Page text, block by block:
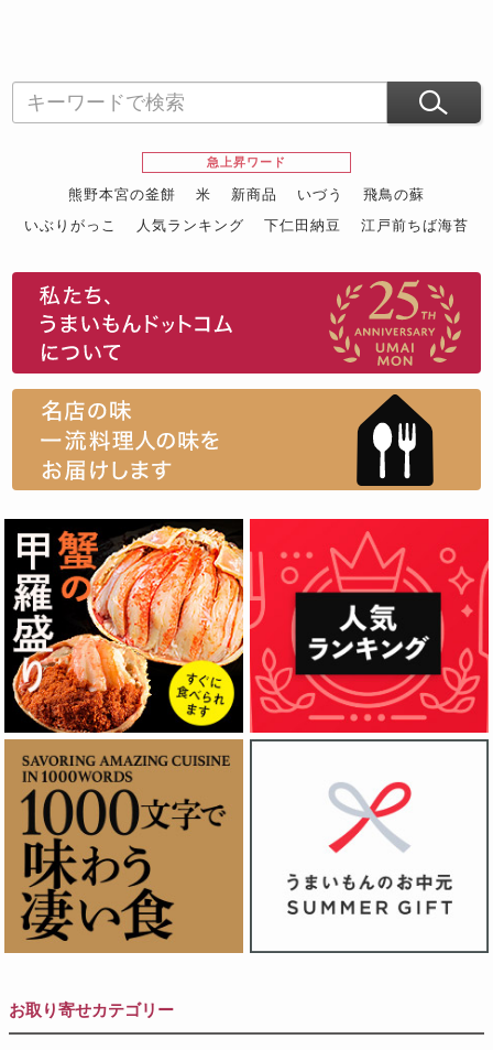
急上昇ワード
熊野本宮の釜餅 米 新商品 いづう
飛鳥の蘇
いぶりがっこ
人気ランキング 下仁田納豆
江戸前ちば海苔
お取り寄せカテゴリー